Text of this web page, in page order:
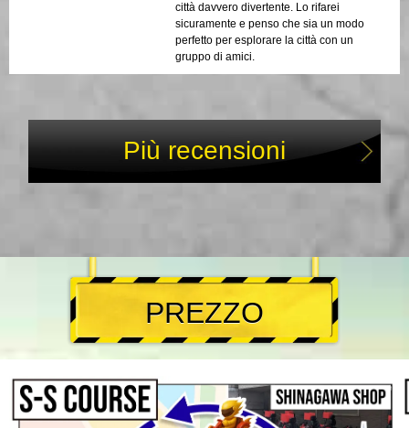
città davvero divertente. Lo rifarei
sicuramente e penso che sia un modo
perfetto per esplorare la città con un
gruppo di amici.
Più recensioni
PREZZO